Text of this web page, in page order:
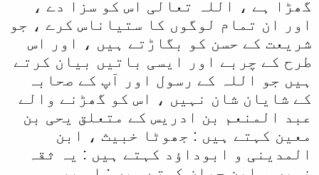
گھڑا ہے ، اللہ تعالی اس کو سزا دے ،
اور ان تمام لوگوں کا ستیاناس کرے ، جو
شریعت کے حسن کو بگاڑتے ہیں ، اور اس
طرح کے چربے اور ایسی باتیں بیان کرتے
ہیں جو اللہ کے رسول اور آپ کے صحابہ
کے شایان شان نہیں ، اس کو گھڑنے والے
عبد المنعم بن ادریس کے متعلق یحی بن
معین کہتے ہیں : جھوٹا خبیث ، ابن
المدینی و ابوداؤد کہتے ہیں : یہ ثقہ